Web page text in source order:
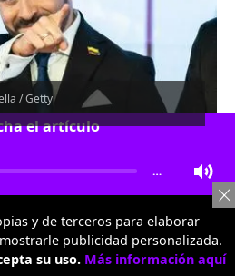
/ Getty
el artículo
…
y de terceros para elaborar
publicidad personalizada.
su uso. Más información aquí